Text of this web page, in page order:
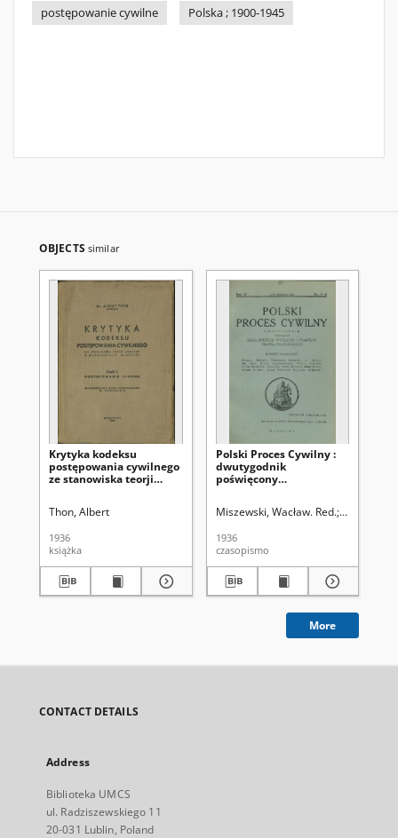
postępowanie cywilne
Polska ; 1900-1945
OBJECTS similar
Krytyka kodeksu
postępowania cywilnego
ze stanowiska teorji
Postępowanie sporne
Thon, Albert
1936
książka
Polski Proces Cywilny :
dwutygodnik
poświęcony
procesowego. R. 4, Nr 5-6
Miszewski, Wacław. Red.
1936
czasopismo
More
CONTACT DETAILS
Address
Biblioteka UMCS
ul. Radziszewskiego 11
20-031 Lublin, Poland